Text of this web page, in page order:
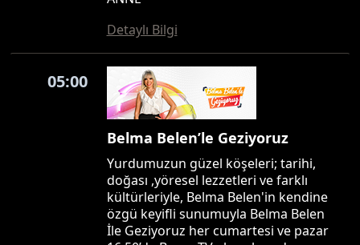
Detaylı Bilgi
05:00
Belma Belen’le Geziyoruz
Yurdumuzun güzel köşeleri; tarihi,
doğası ,yöresel lezzetleri ve farklı
kültürleriyle, Belma Belen'in kendine
özgü keyifli sunumuyla Belma Belen
İle Geziyoruz her cumartesi ve pazar